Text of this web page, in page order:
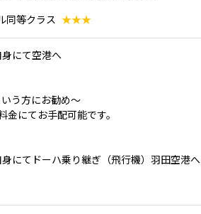
同等クラス ★★★
にて空港へ
う方にお勧め～
にてお手配可能です。
身にてドーハ乗り継ぎ（飛行機）羽田空港へ